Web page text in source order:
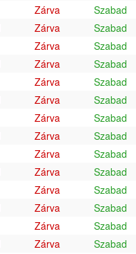
Zárva
Szabad
Zárva
Szabad
Zárva
Szabad
Zárva
Szabad
Zárva
Szabad
Zárva
Szabad
Zárva
Szabad
Zárva
Szabad
Zárva
Szabad
Zárva
Szabad
Zárva
Szabad
Zárva
Szabad
Zárva
Szabad
Zárva
Szabad